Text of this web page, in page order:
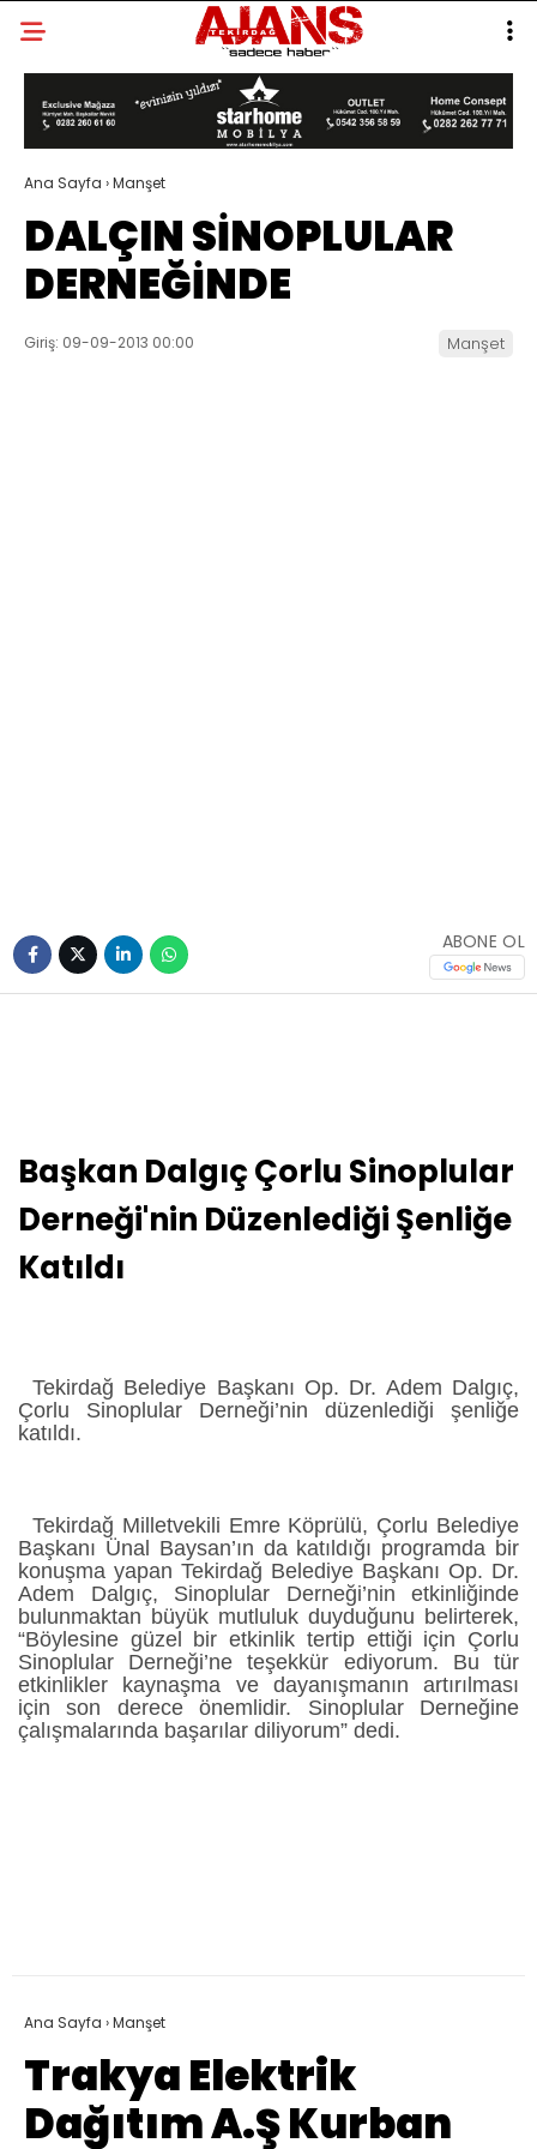
Ana Sayfa ›Manşet
DALÇIN SİNOPLULAR
DERNEĞİNDE
Giriş: 09-09-2013 00:00 Manşet
ABONE OL
Başkan Dalgıç Çorlu Sinoplular
Derneği'nin Düzenlediği Şenliğe
Katıldı
Tekirdağ Belediye Başkanı Op. Dr. Adem Dalgıç,
Çorlu Sinoplular Derneği’nin düzenlediği şenliğe
katıldı.
Tekirdağ Milletvekili Emre Köprülü, Çorlu Belediye
Başkanı Ünal Baysan’ın da katıldığı programda bir
konuşma yapan Tekirdağ Belediye Başkanı Op. Dr.
Adem Dalgıç, Sinoplular Derneği’nin etkinliğinde
bulunmaktan büyük mutluluk duyduğunu belirterek,
“Böylesine güzel bir etkinlik tertip ettiği için Çorlu
Sinoplular Derneği’ne teşekkür ediyorum. Bu tür
etkinlikler kaynaşma ve dayanışmanın artırılması
için son derece önemlidir. Sinoplular Derneğine
çalışmalarında başarılar diliyorum” dedi.
Ana Sayfa ›Manşet
Trakya Elektrik
Dağıtım A.Ş Kurban